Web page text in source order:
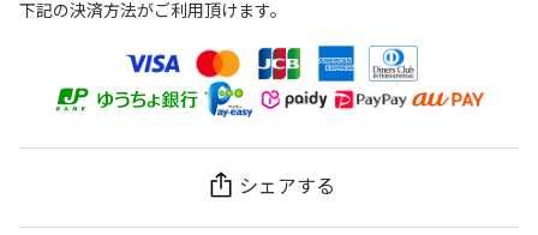
下記の決済方法がご利用頂けます。
シェアする